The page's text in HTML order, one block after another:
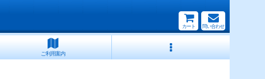
カート 問い合わせ
ご利用案内